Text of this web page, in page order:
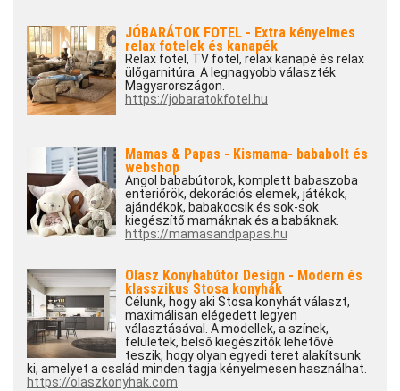
JÓBARÁTOK FOTEL - Extra kényelmes
relax fotelek és kanapék
Relax fotel, TV fotel, relax kanapé és relax
ülőgarnitúra. A legnagyobb választék
Magyarországon.
https://jobaratokfotel.hu
Mamas & Papas - Kismama- bababolt és
webshop
Angol bababútorok, komplett babaszoba
enteriőrök, dekorációs elemek, játékok,
ajándékok, babakocsik és sok-sok
kiegészítő mamáknak és a babáknak.
https://mamasandpapas.hu
Olasz Konyhabútor Design - Modern és
klasszikus Stosa konyhák
Célunk, hogy aki Stosa konyhát választ,
maximálisan elégedett legyen
választásával. A modellek, a színek,
felületek, belső kiegészítők lehetővé
teszik, hogy olyan egyedi teret alakítsunk
ki, amelyet a család minden tagja kényelmesen használhat.
https://olaszkonyhak.com